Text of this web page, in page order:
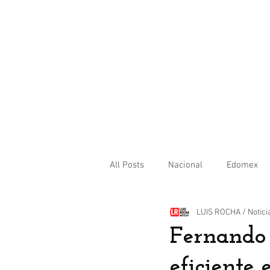
All Posts Nacional Edomex
Internacional LUIS ROCHA /